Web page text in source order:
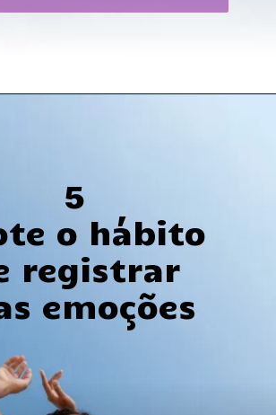
5
o hábito
registrar
emoções